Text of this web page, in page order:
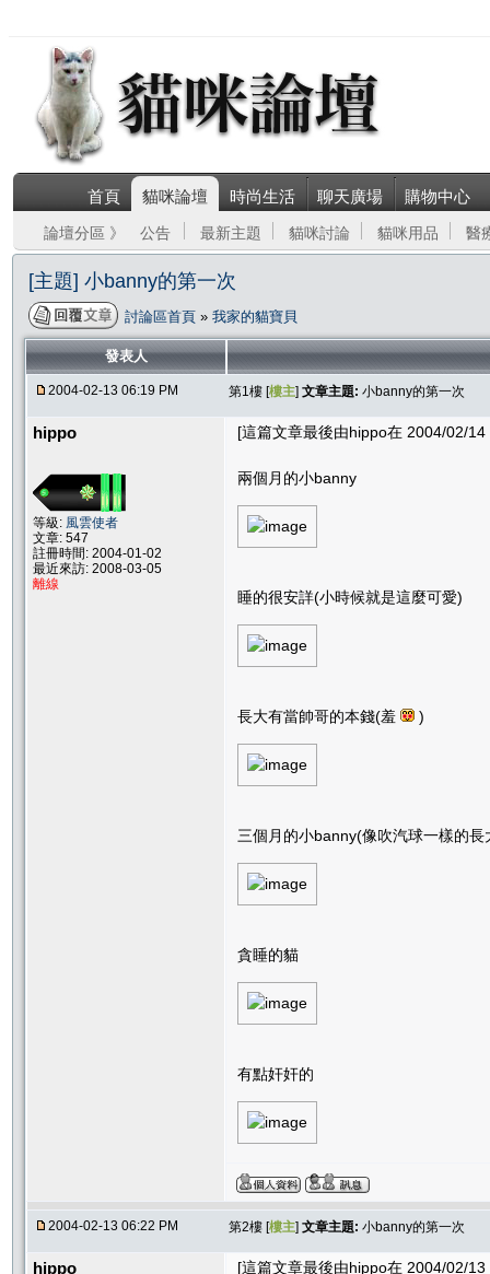
首頁 貓咪論壇 時尚生活 聊天廣場 購物中心
論壇分區 》 公告 最新主題 貓咪討論 貓咪用品 醫
[主題] 小banny的第一次
討論區首頁 » 我家的貓寶貝
發表人
2004-02-13 06:19 PM 第1樓 [樓主] 文章主題: 小banny的第一次
hippo
等級: 風雲使者
文章: 547
註冊時間: 2004-01-02
最近來訪: 2008-03-05
離線
[這篇文章最後由hippo在 2004/02/
兩個月的小banny
睡的很安詳(小時候就是這麼可愛)
長大有當帥哥的本錢(羞 )
三個月的小banny(像吹汽球一樣的長
貪睡的貓
有點奸奸的
2004-02-13 06:22 PM 第2樓 [樓主] 文章主題: 小banny的第一次
hippo [這篇文章最後由hippo在 2004/02/